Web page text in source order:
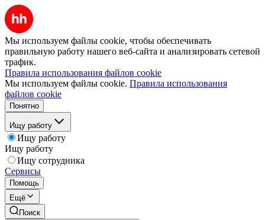
Мы используем файлы cookie, чтобы обеспечивать
правильную работу нашего веб-сайта и анализировать сетевой
трафик.
Правила использования файлов cookie
Мы используем файлы cookie. Правила использования
файлов cookie
Понятно
Ищу работу
Ищу работу
Ищу работу
Ищу сотрудника
Сервисы
Помощь
Ещё
Поиск